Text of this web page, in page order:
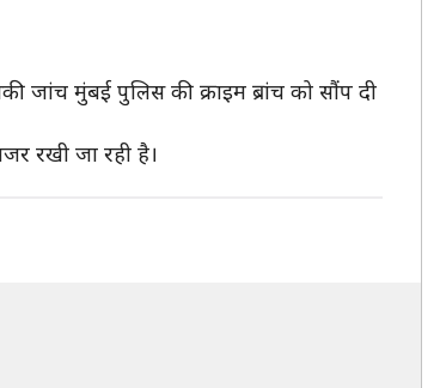
जांच मुंबई पुलिस की क्राइम ब्रांच को सौंप दी
रखी जा रही है।